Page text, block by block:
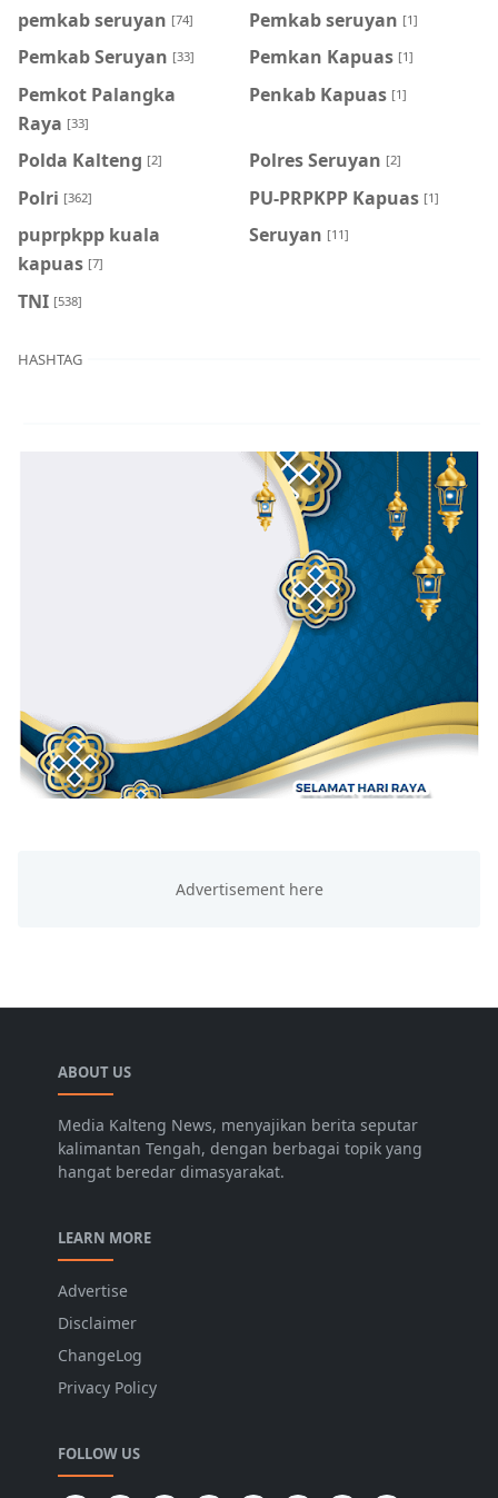
pemkab seruyan [74] Pemkab seruyan [1]
Pemkab Seruyan [33] Pemkan Kapuas [1]
Pemkot Palangka
Raya [33]
Penkab Kapuas [1]
Polda Kalteng [2] Polres Seruyan [2]
Polri [362] PU-PRPKPP Kapuas [1]
puprpkpp kuala
kapuas [7]
Seruyan [11]
TNI [538]
HASHTAG
ABOUT US
Media Kalteng News, menyajikan berita seputar
kalimantan Tengah, dengan berbagai topik yang
hangat beredar dimasyarakat.
LEARN MORE
Advertise
Disclaimer
ChangeLog
Privacy Policy
FOLLOW US